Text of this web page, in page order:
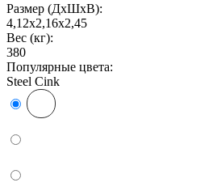
Размер (ДxШxВ):
4,12х2,16х2,45
Вес (кг):
380
Популярные цвета:
Steel Cink